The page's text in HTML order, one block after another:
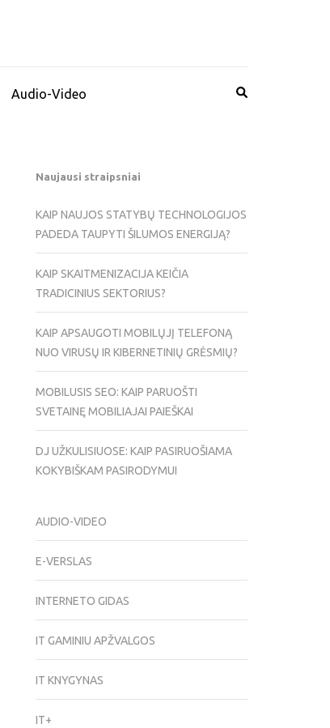
Audio-Video
Naujausi straipsniai
KAIP NAUJOS STATYBŲ TECHNOLOGIJOS
PADEDA TAUPYTI ŠILUMOS ENERGIJĄ?
KAIP SKAITMENIZACIJA KEIČIA
TRADICINIUS SEKTORIUS?
KAIP APSAUGOTI MOBILŲJĮ TELEFONĄ
NUO VIRUSŲ IR KIBERNETINIŲ GRĖSMIŲ?
MOBILUSIS SEO: KAIP PARUOŠTI
SVETAINĘ MOBILIAJAI PAIEŠKAI
DJ UŽKULISIUOSE: KAIP PASIRUOŠIAMA
KOKYBIŠKAM PASIRODYMUI
AUDIO-VIDEO
E-VERSLAS
INTERNETO GIDAS
IT GAMINIU APŽVALGOS
IT KNYGYNAS
IT+